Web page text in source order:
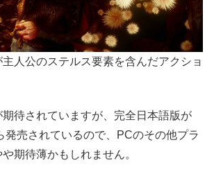
人公のステルス要素を含んだアクショ
待されていますが、完全日本語版が
発売されているので、PCのその他プラ
期待薄かもしれません。